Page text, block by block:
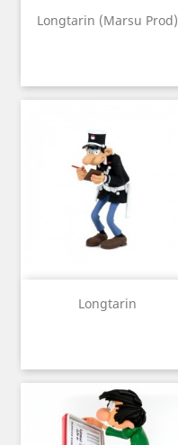
Longtarin (Marsu Prod)
Longtarin